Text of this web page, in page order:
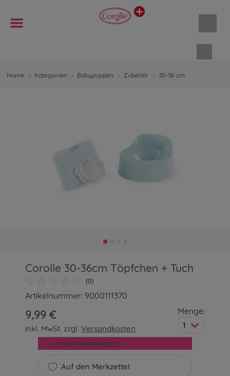
Home Kategorien Babypuppen Zubehör 30-36 cm
Corolle 30-36cm Töpfchen + Tuch
(0)
Artikelnummer: 9000111370
9,99 €
inkl. MwSt. zzgl.Versandkosten
Menge:
1
Auf den Merkzettel
In den Warenkorb